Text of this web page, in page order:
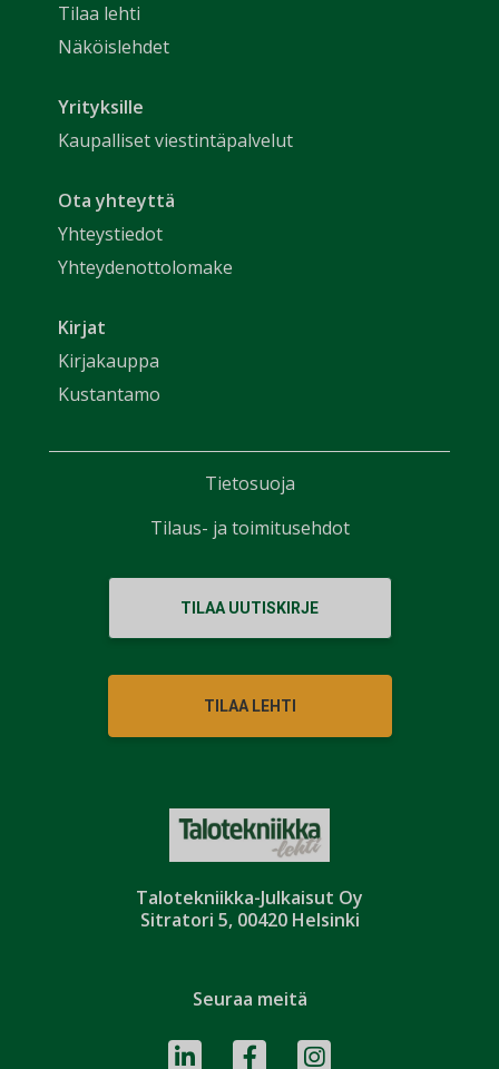
Talotekniikka-Julkaisut Oy
Sitratori 5, 00420 Helsinki
Tilaa lehti
Näköislehdet
Yrityksille
Kaupalliset viestintäpalvelut
Ota yhteyttä
Yhteystiedot
Yhteydenottolomake
Kirjat
Kirjakauppa
Kustantamo
TILAA UUTISKIRJE
TILAA LEHTI
Seuraa meitä
Tietosuoja
Tilaus- ja toimitusehdot